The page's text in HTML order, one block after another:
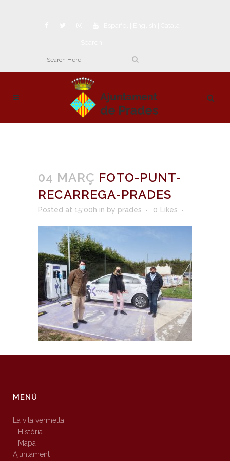
04 MARÇ FOTO-PUNT-
RECARREGA-PRADES
Posted at 15:00h in by prades 0 Likes
MENÚ
La vila vermella
Història
Mapa
Ajuntament